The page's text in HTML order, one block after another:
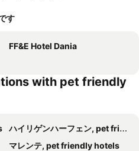
す
FF&E Hotel Dania
with pet friendly
ハイリゲンハーフェン, pet friendly hotels
マレンテ, pet friendly hotels